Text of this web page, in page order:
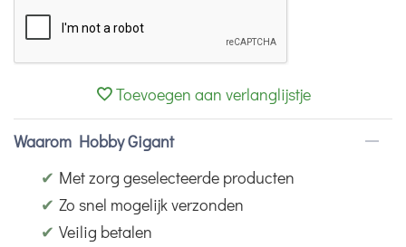
Toevoegen aan verlanglijstje
Waarom Hobby Gigant
✔ Met zorg geselecteerde producten
✔ Zo snel mogelijk verzonden
✔ Veilig betalen